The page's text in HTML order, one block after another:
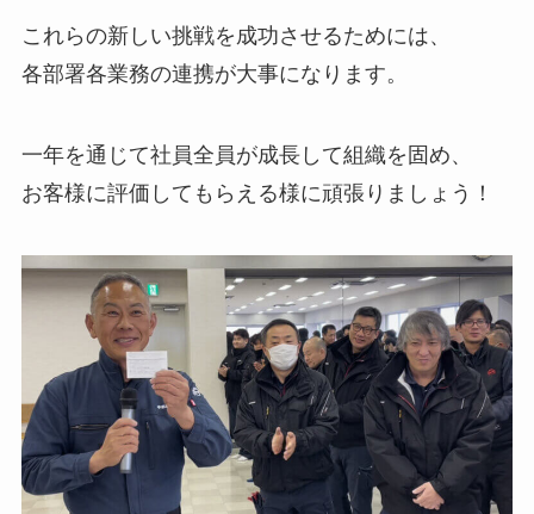
これらの新しい挑戦を成功させるためには、
各部署各業務の連携が大事になります。
一年を通じて社員全員が成長して組織を固め、
お客様に評価してもらえる様に頑張りましょう！